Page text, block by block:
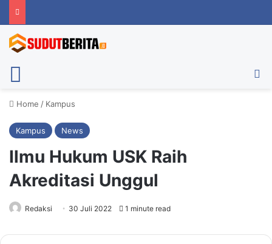
Home / Kampus
Kampus News
Ilmu Hukum USK Raih
Akreditasi Unggul
Redaksi 30 Juli 2022 1 minute read